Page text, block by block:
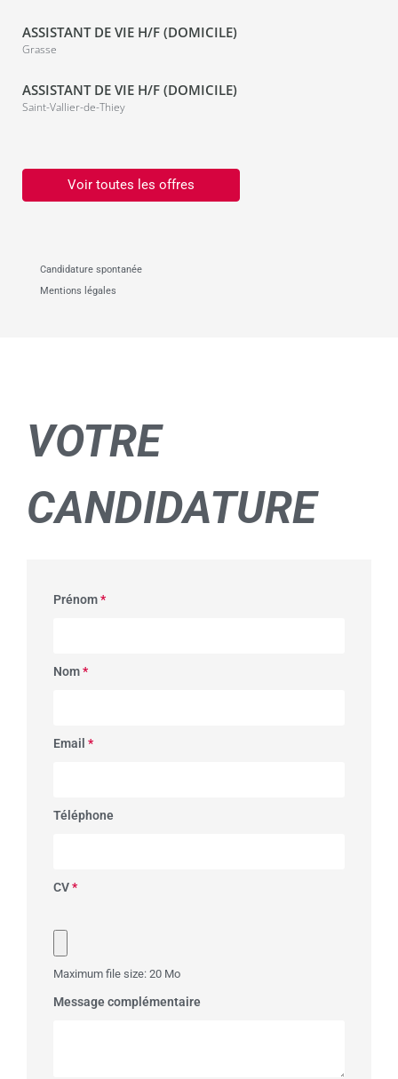
ASSISTANT DE VIE H/F (DOMICILE)
Grasse
ASSISTANT DE VIE H/F (DOMICILE)
Saint-Vallier-de-Thiey
Voir toutes les offres
Candidature spontanée
Mentions légales
VOTRE
CANDIDATURE
Prénom*
Nom*
Email *
Téléphone
CV*
Maximum file size: 20 Mo
Message complémentaire